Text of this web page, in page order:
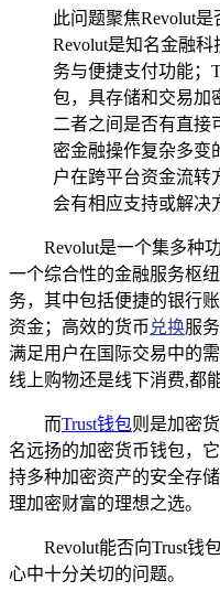
此问题聚焦Revolut是
Revolut是知名金融
务与便捷支付功能；
包，具存储和交易加
二者之间是否有直接
密金融操作复杂多变
户在跨平台资金流转
会有相应支持或解决
Revolut是一个集多种
一个综合性的金融服务枢
务，其中包括便捷的银行
资金；高效的货币 兑换服
满足用户在国际交易中的
线上购物还是线下消费,都
而Trust钱包则是加密
名远扬的加密货币钱包，
持多种加密资产的安全存
理加密财富的理想之选。
Revolut能否向Trust钱
心中十分关切的问题。